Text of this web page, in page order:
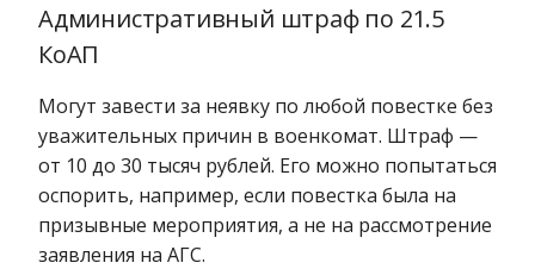
Административный штраф по 21.5
КоАП
Могут завести за неявку по любой повестке без
уважительных причин в военкомат. Штраф —
от 10 до 30 тысяч рублей. Его можно попытаться
оспорить, например, если повестка была на
призывные мероприятия, а не на рассмотрение
заявления на АГС.